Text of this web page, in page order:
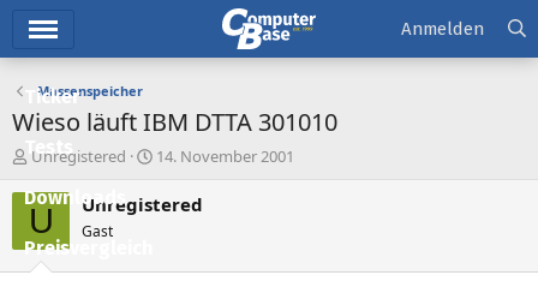
Ticker
Tests
Downloads
Preisvergleich
Anmelden
Massenspeicher
Wieso läuft IBM DTTA 301010
E
s
e
Unregistered
E
s
14. November 2001
U Unregistered
Gast